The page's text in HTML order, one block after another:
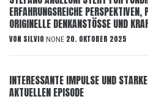
ERFAHRUNGSREICHE PERSPEKTIVEN,
ORIGINELLE DENKANSTÖSSE UND
VON SILVIO NONE 20. OKTOBER 2025
INTERESSANTE IMPULSE UND
AKTUELLEN EPISODE